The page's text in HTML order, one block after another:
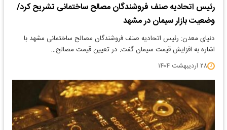
رئیس اتحادیه صنف فروشندگان مصالح ساختمانی تشریح کرد/
وضعیت بازار سیمان در مشهد
​دنیای معدن: رئیس اتحادیه صنف فروشندگان مصالح ساختمانی مشهد با
اشاره به افزایش قیمت سیمان گفت: در تعیین قیمت مصالح…
۲۸ اردیبهشت ۱۴۰۴